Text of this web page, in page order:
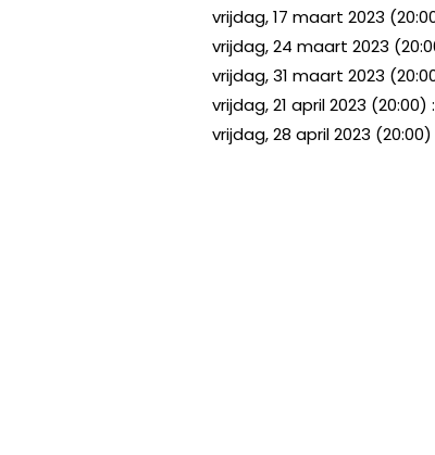
vrijdag, 17 maart 2023
vrijdag, 24 maart 2023
vrijdag, 31 maart 2023
vrijdag, 21 april 2023
vrijdag, 28 april 2023